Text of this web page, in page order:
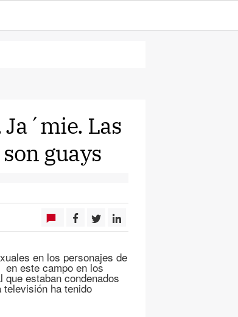
Las
guays
en los personajes de
este campo en los
estaban condenados
ha tenido